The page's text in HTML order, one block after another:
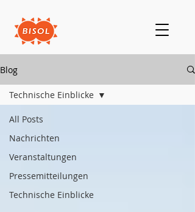
Blog
All Posts
Nachrichten
Veranstaltungen
Pressemitteilungen
Technische Einblicke
Technische Einblicke